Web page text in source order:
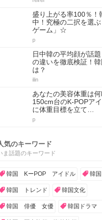
盛り上がる率100％！
中！究極の二択を選
ゲーム」☆
p
日中韓の平均顔が話
の違いを徹底検証！
は？
ilin
あなたの美容体重は
150cm台のK-POPア
に体重目標を立て…
p
気のキーワード
ま話題のキーワード
韓国 KーPOP アイドル 韓
韓国 トレンド 韓国文化
韓国 俳優 女優 韓国ドラマ